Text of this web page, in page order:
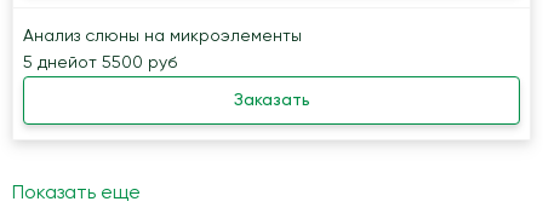
Анализ слюны на микроэлементы
5 днейот 5500 руб
Заказать
Показать еще